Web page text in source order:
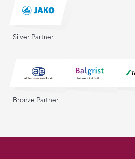
Silver Partner
Bronze Partner